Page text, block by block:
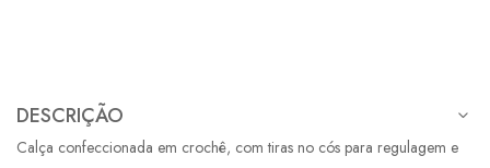
DESCRIÇÃO
Calça confeccionada em crochê, com tiras no cós para regulagem e